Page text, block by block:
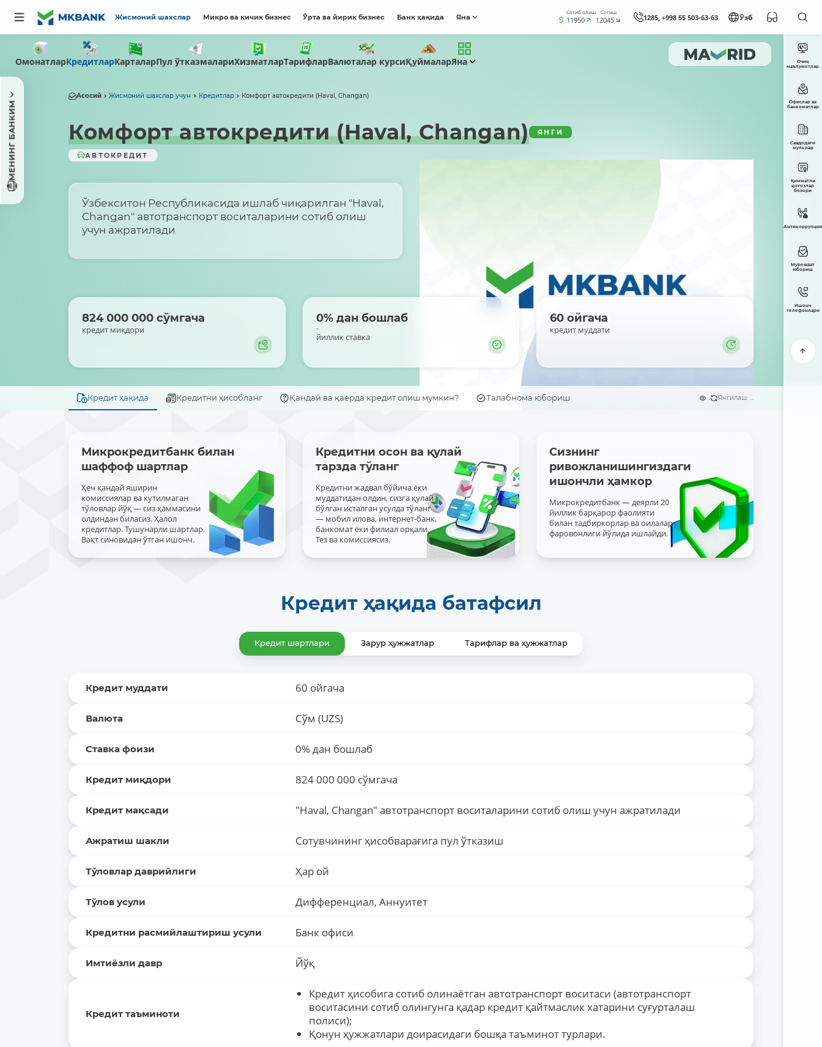
Жисмоний шахслар Микро ва кичик бизнес Ўрта ва йирик бизнес Банк ҳақида Яна
Сотиб олиш
11950
Сотиш
12045 1285, +998 55 503-63-63 Ўзб
МЕНИНГ БАНКИМ
ОмонатларКредитларКарталарПул ўтказмалариХизматларТарифларВалюталар курсиҚуймаларЯна
Асосий Жисмоний шахслар учун Кредитлар Комфорт автокредити (Haval, Changan)
Комфорт автокредити (Haval, Changan) ЯНГИ
АВТОКРЕДИТ
Ўзбекситон Республикасида ишлаб чиқарилган "Haval,
Changan" автотранспорт воситаларини сотиб олиш
учун ажратилади
824 000 000 сўмгача
кредит миқдори
0% дан бошлаб
-
йиллик ставка
60 ойгача
кредит муддати
Кредит ҳақида Кредитни ҳисобланг Қандай ва қаерда кредит олиш мумкин? Талабнома юбориш Янгилаш: ...
Микрокредитбанк билан
шаффоф шартлар
Ҳеч қандай яширин
комиссиялар ва кутилмаган
тўловлар йўқ — сиз ҳаммасини
олдиндан биласиз. Ҳалол
кредитлар. Тушунарли шартлар.
Вақт синовидан ўтган ишонч.
Кредитни осон ва қулай
тарзда тўланг
Кредитни жадвал бўйича ёки
муддатидан олдин, сизга қулай
бўлган исталган усулда тўланг
— мобил илова, интернет-банк,
банкомат ёки филиал орқали.
Тез ва комиссиясиз.
Сизнинг
ривожланишингиздаги
ишончли ҳамкор
Микрокредитбанк — деярли 20
йиллик барқарор фаолияти
билан тадбиркорлар ва оилалар
фаровонлиги йўлида ишлайди.
Кредит ҳақида батафсил
Кредит шартлари Зарур ҳужжатлар Тарифлар ва ҳужжатлар
Кредит муддати 60 ойгача
Валюта Сўм (UZS)
Ставка фоизи 0% дан бошлаб
Кредит миқдори 824 000 000 сўмгача
Кредит мақсади "Haval, Changan" автотранспорт воситаларини сотиб олиш учун ажратилади
Ажратиш шакли Сотувчининг ҳисобварағига пул ўтказиш
Тўловлар даврийлиги Ҳар ой
Тўлов усули Дифференциал, Аннуитет
Кредитни расмийлаштириш усули Банк офиси
Имтиёзли давр Йўқ
Кредит таъминоти
Кредит ҳисобига сотиб олинаётган автотранспорт воситаси (автотранспорт
воситасини сотиб олингунга қадар кредит қайтмаслик хатарини суғурталаш
полиси);
Қонун ҳужжатлари доирасидаги бошқа таъминот турлари.
Очиқ
маълумотлар
Офислар ва
банкоматлар
Савдодаги
мулклар
Қимматли
қоғозлар
бозори
Антикоррупция
Мурожаат
юбориш
Ишонч
телефонлари